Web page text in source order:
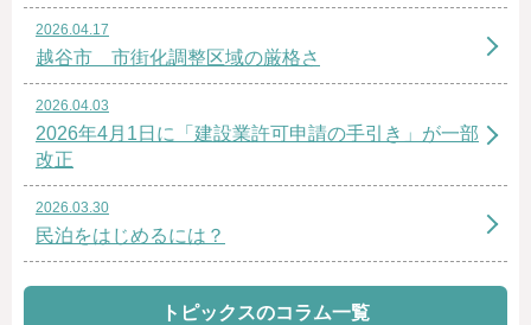
2026.04.17
越谷市 市街化調整区域の厳格さ
2026.04.03
2026年4月1日に「建設業許可申請の手引き」が一部
改正
2026.03.30
民泊をはじめるには？
トピックスのコラム一覧